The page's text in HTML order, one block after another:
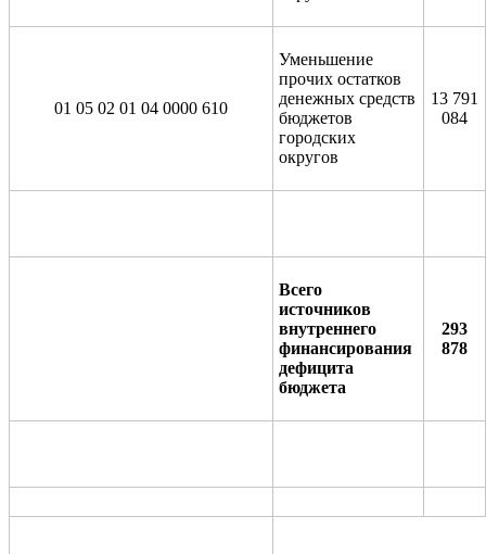
01 05 02 01 04 0000 610
Уменьшение
прочих остатков
денежных средств
бюджетов
городских
округов
13 791
084
Всего
источников
внутреннего
финансирования
дефицита
бюджета
293
878